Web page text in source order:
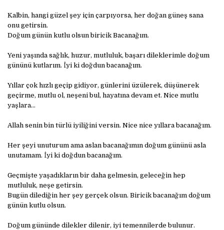
Kalbin, hangi güzel şey için çarpıyorsa, her doğan güneş sana
onu getirsin.
Doğum günün kutlu olsun biricik Bacanağım.
Yeni yaşında sağlık, huzur, mutluluk, başarı dileklerimle doğum
gününü kutlarım. İyi ki doğdun bacanağım.
Yıllar çok hızlı geçip gidiyor, günlerini üzülerek, düşünerek
geçirme, mutlu ol, neşeni bul, hayatına devam et. Nice mutlu
yaşlara…
Allah senin bin türlü iyiliğini versin. Nice nice yıllara bacanağım.
Her şeyi unuturum ama aslan bacanağımın doğum gününü asla
unutamam. İyi ki doğdun bacanağım.
Geçmişte yaşadıkların bir daha gelmesin, geleceğin hep
mutluluk, neşe getirsin.
Bugün dilediğin her şey gerçek olsun. Biricik bacanağım doğum
günün kutlu olsun.
Doğum gününde dilekler dilenir, iyi temennilerde bulunur.